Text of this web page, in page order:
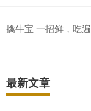
擒牛宝 一招鲜，吃
最新文章